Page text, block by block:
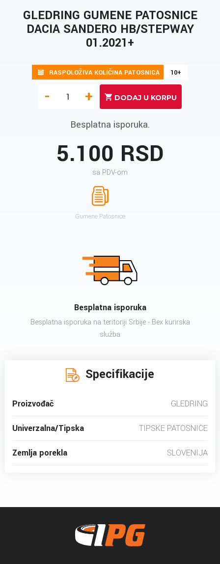
GLEDRING GUMENE PATOSNICE
DACIA SANDERO HB/STEPWAY
01.2021+
RASPOLOŽIVA KOLIČINA PATOSNICA 10+
- +
Besplatna isporuka.
5.100 RSD
sa PDV-om
Gumene Patosnice
Besplatna isporuka
Besplatna isporuka na teritoriji Srbije - Bex kurirska
služba
Specifikacije
Proizvođač GLEDRING
Univerzalna/Tipska TIPSKE PATOSNICE
Zemlja porekla SLOVENIJA